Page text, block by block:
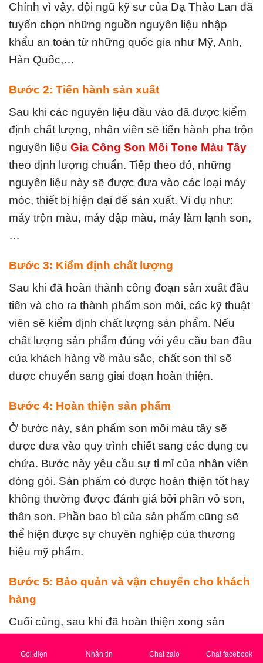
Chính vì vậy, đội ngũ kỹ sư của Dạ Thảo Lan đã
tuyển chọn những nguồn nguyên liệu nhập
khẩu an toàn từ những quốc gia như Mỹ, Anh,
Hàn Quốc,…
Bước 2: Tiến hành sản xuất
Sau khi các nguyên liệu đầu vào đã được kiểm
định chất lượng, nhân viên sẽ tiến hành pha trộn
nguyên liệu Gia Công Son Môi Tone Màu Tây
theo định lượng chuẩn. Tiếp theo đó, những
nguyên liệu này sẽ được đưa vào các loại máy
móc, thiết bị hiện đại để sản xuất. Ví dụ như:
máy trộn màu, máy dập màu, máy làm lạnh son,
…
Bước 3: Kiểm định chất lượng
Sau khi đã hoàn thành công đoạn sản xuất đầu
tiên và cho ra thành phẩm son môi, các kỹ thuật
viên sẽ kiểm định chất lượng sản phẩm. Nếu
chất lượng sản phẩm đúng với yêu cầu ban đầu
của khách hàng về màu sắc, chất son thì sẽ
được chuyển sang giai đoạn hoàn thiện.
Bước 4: Hoàn thiện sản phẩm
Ở bước này, sản phẩm son môi màu tây sẽ
được đưa vào quy trình chiết sang các dụng cụ
chứa. Bước này yêu cầu sự tỉ mỉ của nhân viên
đóng gói. Sản phẩm có được hoàn thiện tốt hay
không thường được đánh giá bởi phần vỏ son,
thân son. Phần bao bì của sản phẩm cũng sẽ
thể hiện được sự chuyên nghiệp của thương
hiệu mỹ phẩm.
Bước 5: Bảo quản và vận chuyển cho khách
hàng
Cuối cùng, sau khi đã hoàn thiện xong sản
trong phòng kín với nhiệt độ và độ ẩm phù hợp.
Gọi điện Nhắn tin Chat zalo Chat facebook